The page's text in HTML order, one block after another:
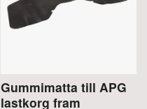
Gummimatta till APG
lastkorg fram